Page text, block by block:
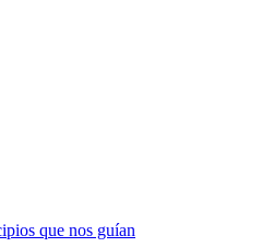
que nos guían